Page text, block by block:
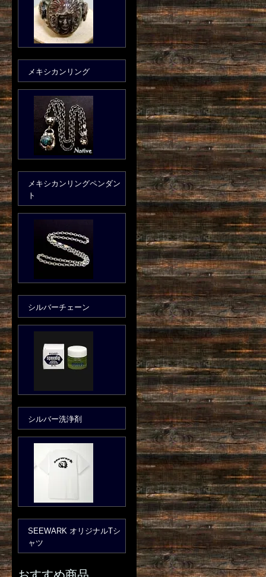
メキシカンリング
メキシカンリングペンダン
ト
シルバーチェーン
シルバー洗浄剤
SEEWARK オリジナルTシ
ャツ
おすすめ商品